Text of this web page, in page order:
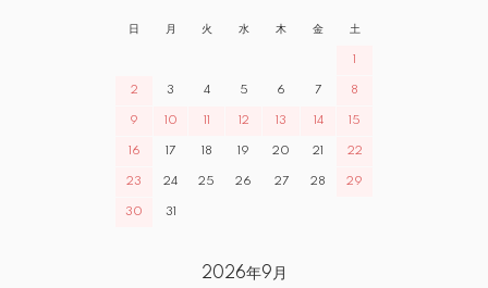
日 月 火 水 木 金 土
1
2 3 4 5 6 7 8
9 10 11 12 13 14 15
16 17 18 19 20 21 22
23 24 25 26 27 28 29
30 31
2026年9月